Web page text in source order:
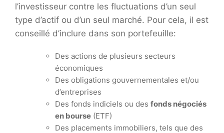
l’investisseur contre les fluctuations d’un seul
type d’actif ou d’un seul marché. Pour cela, il est
conseillé d’inclure dans son portefeuille:
Des actions de plusieurs secteurs
économiques
Des obligations gouvernementales et/ou
d’entreprises
Des fonds indiciels ou des fonds négociés
en bourse (ETF)
Des placements immobiliers, tels que des